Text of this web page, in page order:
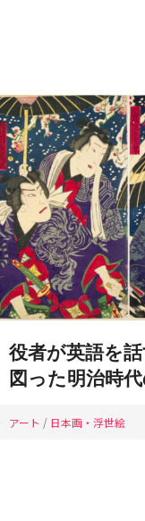
役者が英語を
図った明治時
アート / 日本画・浮世絵